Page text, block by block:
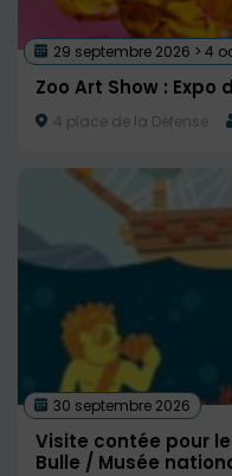
29 septembre 2026 > 4
Zoo Art Show : Expo
4 place de la Défense
30 septembre 2026
Visite contée pour
Bulle / Musée